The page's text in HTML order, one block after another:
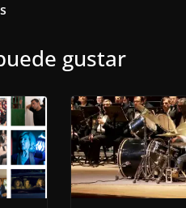
gustar